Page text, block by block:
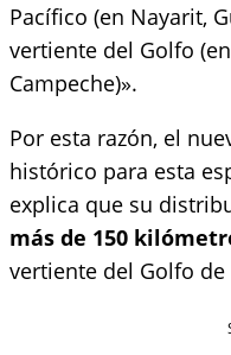
Pacífico (en Nayarit,
vertiente del Golfo
Campeche)».
Por esta razón, el
histórico para esta
explica que su
más de 150
vertiente del Golfo de